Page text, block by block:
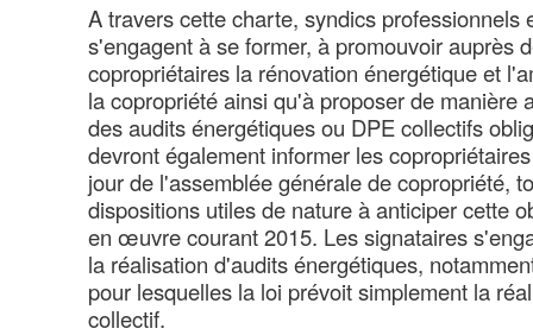
A travers cette charte, syndics professionnels
s'engagent à se former, à promouvoir auprès
copropriétaires la rénovation énergétique et
la copropriété ainsi qu'à proposer de manière
des audits énergétiques ou DPE collectifs
devront également informer les
jour de l'assemblée générale de copropriété,
dispositions utiles de nature à anticiper cette
en œuvre courant 2015. Les signataires
la réalisation d'audits énergétiques,
pour lesquelles la loi prévoit simplement la
collectif.